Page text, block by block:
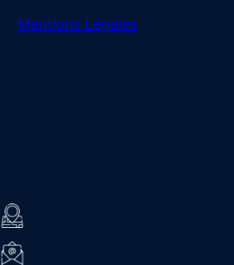
Mentions Légales